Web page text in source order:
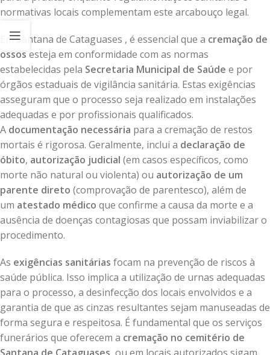
normativas locais complementam este arcabouço legal.
Em Santana de Cataguases , é essencial que a cremação de
ossos esteja em conformidade com as normas
estabelecidas pela Secretaria Municipal de Saúde e por
órgãos estaduais de vigilância sanitária. Estas exigências
asseguram que o processo seja realizado em instalações
adequadas e por profissionais qualificados.
A documentação necessária para a cremação de restos
mortais é rigorosa. Geralmente, inclui a declaração de
óbito, autorização judicial (em casos específicos, como
morte não natural ou violenta) ou autorização de um
parente direto (comprovação de parentesco), além de
um atestado médico que confirme a causa da morte e a
ausência de doenças contagiosas que possam inviabilizar o
procedimento.
As exigências sanitárias focam na prevenção de riscos à
saúde pública. Isso implica a utilização de urnas adequadas
para o processo, a desinfecção dos locais envolvidos e a
garantia de que as cinzas resultantes sejam manuseadas de
forma segura e respeitosa. É fundamental que os serviços
funerários que oferecem a cremação no cemitério de